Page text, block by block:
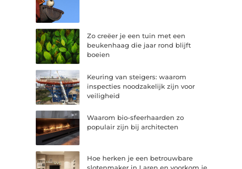
Zo creëer je een tuin met een
beukenhaag die jaar rond blijft
boeien
Keuring van steigers: waarom
inspecties noodzakelijk zijn voor
veiligheid
Waarom bio-sfeerhaarden zo
populair zijn bij architecten
Hoe herken je een betrouwbare